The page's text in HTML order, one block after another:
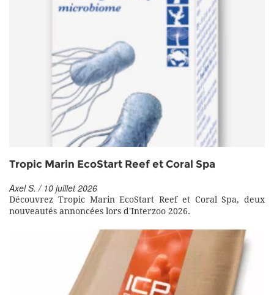
Tropic Marin EcoStart Reef et Coral Spa
Axel S. / 10 juillet 2026
Découvrez Tropic Marin EcoStart Reef et Coral Spa, deux
nouveautés annoncées lors d'Interzoo 2026.